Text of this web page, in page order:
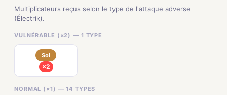
Multiplicateurs reçus selon le type de l'attaque adverse
(Électrik).
VULNÉRABLE (×2) — 1 TYPE
Sol
×2
NORMAL (×1) — 14 TYPES